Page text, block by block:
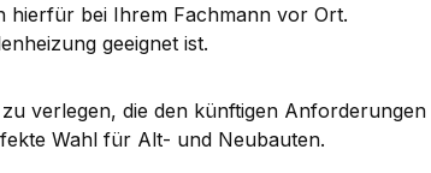
hierfür bei Ihrem Fachmann vor Ort.
geeignet ist.
verlegen, die den künftigen
Wahl für Alt- und Neubauten.